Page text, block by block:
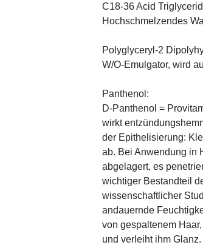
C18-36 Acid
Hochschmelzendes
Polyglyceryl-2
W/O-Emulgator, wird
Panthenol:
D-Panthenol =
wirkt
der Epithelisierung:
ab. Bei Anwendung in
abgelagert, es
wichtiger Bestandteil
wissenschaftlicher
andauernde
von gespaltenem
und verleiht ihm